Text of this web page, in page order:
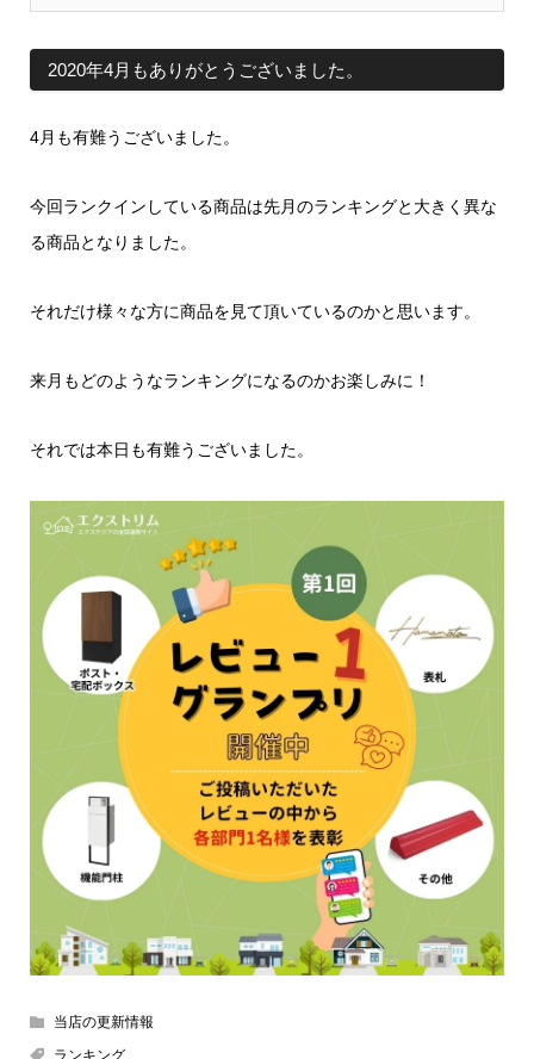
コストのゴミ収集庫です。 ※サイズによって価格が変動致
2020年4月もありがとうございました。
4月も有難うございました。
今回ランクインしている商品は先月のランキングと大きく異な
る商品となりました。
それだけ様々な方に商品を見て頂いているのかと思います。
来月もどのようなランキングになるのかお楽しみに！
それでは本日も有難うございました。
当店の更新情報